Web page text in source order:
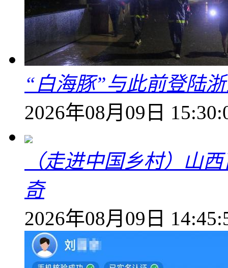
“白海豚”与此前登陆
2026年08月09日
（走进中国乡村）山
奇
2026年08月09日